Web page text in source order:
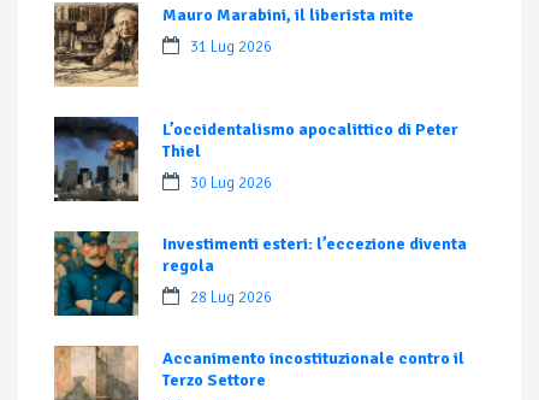
Mauro Marabini, il liberista mite
31 Lug 2026
L’occidentalismo apocalittico di Peter
Thiel
30 Lug 2026
Investimenti esteri: l’eccezione diventa
regola
28 Lug 2026
Accanimento incostituzionale contro il
Terzo Settore